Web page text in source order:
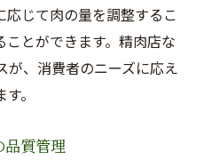
イスも充実
驚く理由を徹底解説
心の提供
の秘密
キャンペーン
じて肉の量を調整するこ
ことができます。精肉店な
が、消費者のニーズに応え
。
質管理